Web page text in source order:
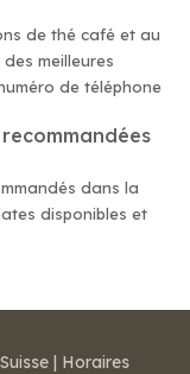
de thé café et au
meilleures
de téléphone
dans la
disponibles et
| Horaires